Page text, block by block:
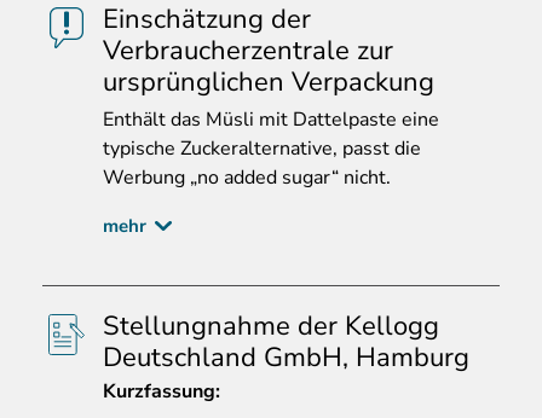
Einschätzung der
Verbraucherzentrale zur
ursprünglichen Verpackung
Enthält das Müsli mit Dattelpaste eine
typische Zuckeralternative, passt die
Werbung „no added sugar“ nicht.
mehr
Stellungnahme der Kellogg
Deutschland GmbH, Hamburg
Kurzfassung: